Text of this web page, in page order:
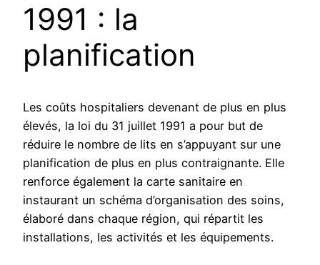
1991 : la
planification
Les coûts hospitaliers devenant de plus en plus
élevés, la loi du 31 juillet 1991 a pour but de
réduire le nombre de lits en s’appuyant sur une
planification de plus en plus contraignante. Elle
renforce également la carte sanitaire en
instaurant un schéma d’organisation des soins,
élaboré dans chaque région, qui répartit les
installations, les activités et les équipements.